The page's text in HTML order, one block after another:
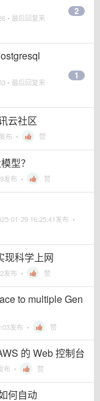
• 最后回复来
2
• 最后回复来
1
云社区
发布 • 赞
型？
发布 • 赞
01-29 16:25:41发布 •
现科学上网
发布 • 赞
to multiple Gen
发布 • 赞
的 Web 控制台
布 • 赞
何自动